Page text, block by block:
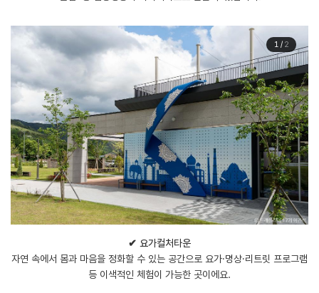
1/ 2
✔ 요가컬처타운
자연 속에서 몸과 마음을 정화할 수 있는 공간으로 요가·명상·리트릿 프로그램
등 이색적인 체험이 가능한 곳이에요.